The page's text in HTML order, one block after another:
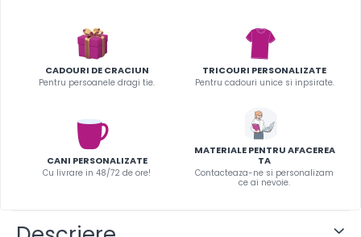
Standuri expozitionale
Standuri Medii
Standuri Mici
Standuri XL
CADOURI DE CRACIUN
Pentru persoanele dragi tie.
TRICOURI PERSONALIZATE
Pentru cadouri unice si inpsirate.
CANI PERSONALIZATE
Cu livrare in 48/72 de ore!
MATERIALE PENTRU AFACEREA
TA
Contacteaza-ne si personalizam
ce ai nevoie.